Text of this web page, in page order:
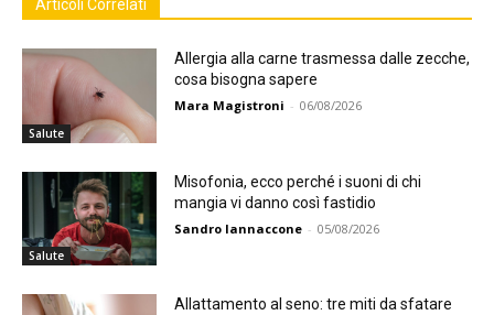
Articoli Correlati
Salute
Allergia alla carne trasmessa dalle zecche,
cosa bisogna sapere
Mara Magistroni - 06/08/2026
Salute
Misofonia, ecco perché i suoni di chi
mangia vi danno così fastidio
Sandro Iannaccone - 05/08/2026
Allattamento al seno: tre miti da sfatare